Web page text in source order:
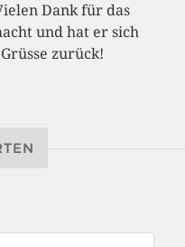
Dank für das
und hat er sich
zurück!